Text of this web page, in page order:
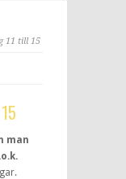
11 till 15
man